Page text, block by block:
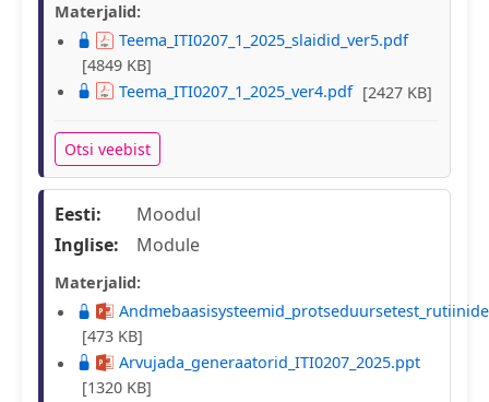
Materjalid:
Teema_ITI0207_1_2025_slaidid_ver5.pdf
[4849 KB]
Teema_ITI0207_1_2025_ver4.pdf [2427 KB]
Otsi veebist
Eesti:
Moodul
Inglise:
Module
Materjalid:
[473 KB]
Arvujada_generaatorid_ITI0207_2025.ppt
[1320 KB]